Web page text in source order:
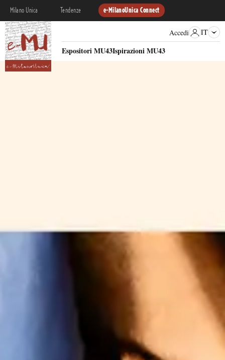
Milano Unica Tendenze e-MilanoUnica Connect
Espositori MU43Ispirazioni MU43
Accedi IT